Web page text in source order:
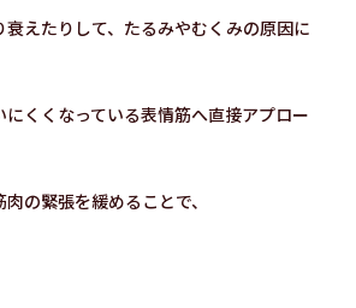
えたりして、たるみやむくみの原因に
くくなっている表情筋へ直接アプロー
の緊張を緩めることで、